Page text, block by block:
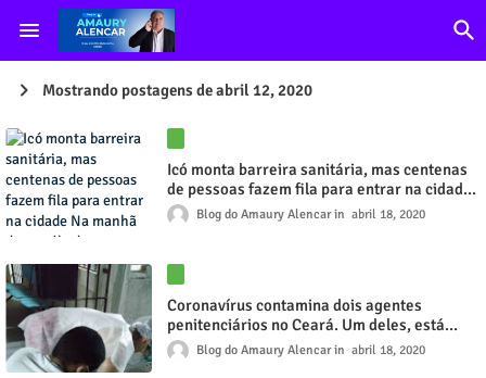
Mostrando postagens de abril 12, 2020
Icó monta barreira sanitária, mas centenas
de pessoas fazem fila para entrar na cidade
Na manhã deste sábado, uma longa fila de
carros foi vista na entrada do Município
Blog do Amaury Alencar abril 18, 2020
Coronavírus contamina dois agentes
penitenciários no Ceará. Um deles, está
internado em uma UTI
Blog do Amaury Alencar abril 18, 2020